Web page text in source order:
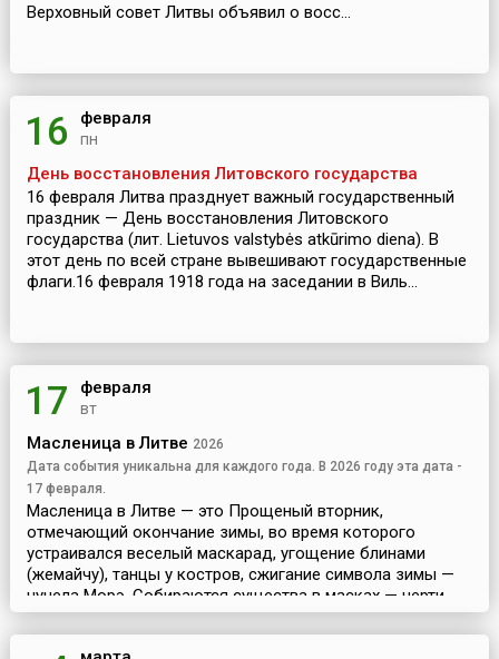
Верховный совет Литвы объявил о восс...
16 февраля
пн
День восстановления Литовского государства
16 февраля Литва празднует важный государственный
праздник — День восстановления Литовского
государства (лит. Lietuvos valstybės atkūrimo diena). В
этот день по всей стране вывешивают государственные
флаги.16 февраля 1918 года на заседании в Виль...
17 февраля
вт
Масленица в Литве 2026
Дата события уникальна для каждого года. В 2026 году эта дата -
17 февраля.
Масленица в Литве — это Прощеный вторник,
отмечающий окончание зимы, во время которого
устраивался веселый маскарад, угощение блинами
(жемайчу), танцы у костров, сжигание символа зимы —
чучела Морэ. Собираются существа в масках — черти,
ведьмы, призр...